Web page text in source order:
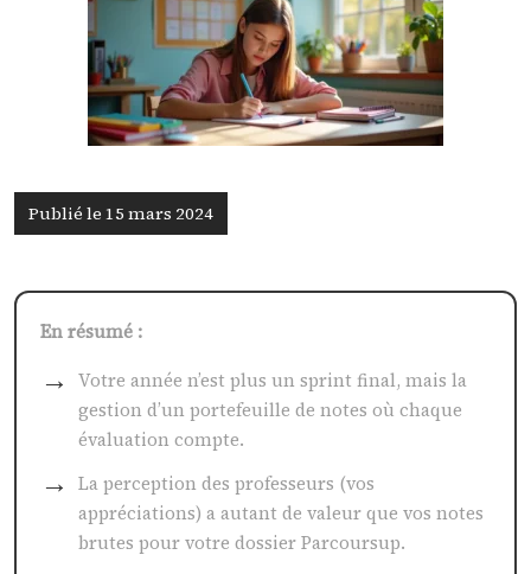
Publié le 15 mars 2024
En résumé :
Votre année n’est plus un sprint final, mais la
gestion d’un portefeuille de notes où chaque
évaluation compte.
La perception des professeurs (vos
appréciations) a autant de valeur que vos notes
brutes pour votre dossier Parcoursup.